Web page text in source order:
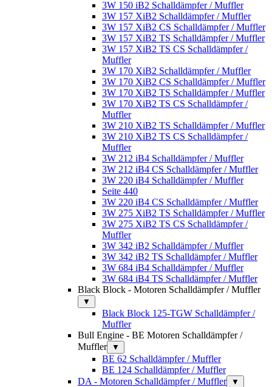
3W 150 iB2 Schalldämpfer / Muffler
3W 157 XiB2 Schalldämpfer / Muffler
3W 157 XiB2 CS Schalldämpfer / Muffler
3W 157 XiB2 TS Schalldämpfer / Muffler
3W 157 XiB2 TS CS Schalldämpfer /
Muffler
3W 170 XiB2 Schalldämpfer / Muffler
3W 170 XiB2 CS Schalldämpfer / Muffler
3W 170 XiB2 TS Schalldämpfer / Muffler
3W 170 XiB2 TS CS Schalldämpfer /
Muffler
3W 210 XiB2 TS Schalldämpfer / Muffler
3W 210 XiB2 TS CS Schalldämpfer /
Muffler
3W 212 iB4 Schalldämpfer / Muffler
3W 212 iB4 CS Schalldämpfer / Muffler
3W 220 iB4 Schalldämpfer / Muffler
Seite 440
3W 220 iB4 CS Schalldämpfer / Muffler
3W 275 XiB2 TS Schalldämpfer / Muffler
3W 275 XiB2 TS CS Schalldämpfer /
Muffler
3W 342 iB2 Schalldämpfer / Muffler
3W 342 iB2 TS Schalldämpfer / Muffler
3W 684 iB4 Schalldämpfer / Muffler
3W 684 iB4 TS Schalldämpfer / Muffler
Black Block - Motoren Schalldämpfer / Muffler
▼
Black Block 125-TGW Schalldämpfer /
Muffler
Bull Engine - BE Motoren Schalldämpfer /
Muffler
▼
BE 62 Schalldämpfer / Muffler
BE 124 Schalldämpfer / Muffler
DA - Motoren Schalldämpfer / Muffler
▼